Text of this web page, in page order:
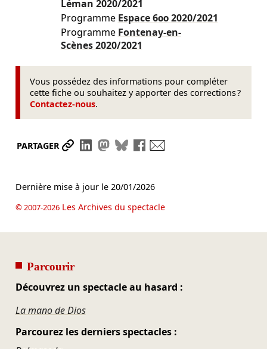
Léman 2020/2021
Programme Espace 6002020/2021
Programme Fontenay-en-
Scènes2020/2021
Vous possédez des informations pour compléter
cette fiche ou souhaitez y apporter des corrections ?
Contactez-nous.
PARTAGER Partager le lien
Partager sur LinkedIn
Partager sur Mastodon
Partager sur Bluesky
Partager sur Facebook
Dernière mise à jour le 20/01/2026
© 2007-2026Les Archives du spectacle
Parcourir
Découvrez un spectacle au hasard :
La mano de Dios
Parcourez les derniers spectacles :